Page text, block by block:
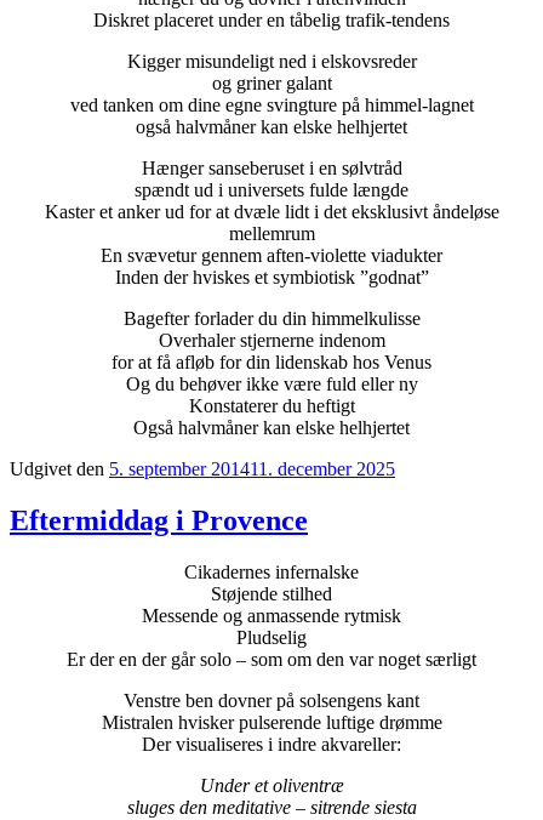
Diskret placeret under en tåbelig trafik-tendens
Kigger misundeligt ned i elskovsreder
og griner galant
ved tanken om dine egne svingture på himmel-lagnet
også halvmåner kan elske helhjertet
Hænger sanseberuset i en sølvtråd
spændt ud i universets fulde længde
Kaster et anker ud for at dvæle lidt i det eksklusivt åndeløse
mellemrum
En svævetur gennem aften-violette viadukter
Inden der hviskes et symbiotisk ”godnat”
Bagefter forlader du din himmelkulisse
Overhaler stjernerne indenom
for at få afløb for din lidenskab hos Venus
Og du behøver ikke være fuld eller ny
Konstaterer du heftigt
Også halvmåner kan elske helhjertet
Udgivet den 5. september 201411. december 2025
Eftermiddag i Provence
Cikadernes infernalske
Støjende stilhed
Messende og anmassende rytmisk
Pludselig
Er der en der går solo – som om den var noget særligt
Venstre ben dovner på solsengens kant
Mistralen hvisker pulserende luftige drømme
Der visualiseres i indre akvareller:
Under et oliventræ
sluges den meditative – sitrende siesta